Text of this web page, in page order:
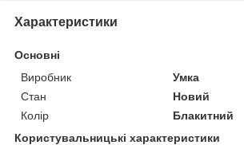
Характеристики
Основні
Виробник
Умка
Стан
Новий
Колір
Блакитний
Користувальницькі характеристики